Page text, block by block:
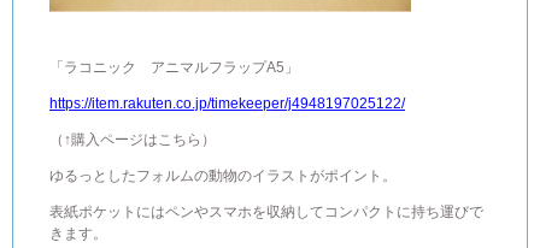
「ラコニック アニマルフラップA5」
https://item.rakuten.co.jp/timekeeper/j4948197025122/
（↑購入ページはこちら）
ゆるっとしたフォルムの動物のイラストがポイント。
表紙ポケットにはペンやスマホを収納してコンパクトに持ち運びで
きます。